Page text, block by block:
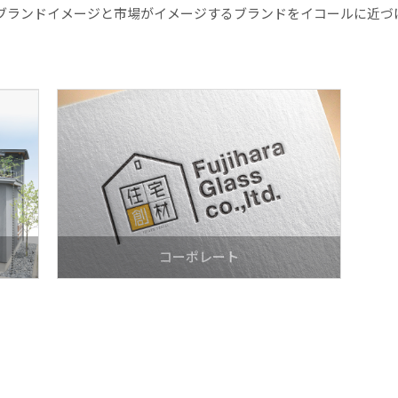
ンドイメージと市場がイメージするブランドをイコールに近づ
コーポレート